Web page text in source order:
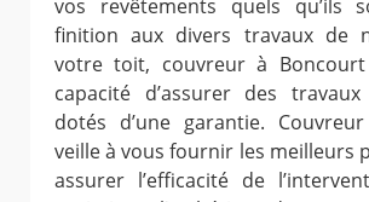
vos revêtements quels qu’ils
finition aux divers travaux de
votre toit, couvreur à
capacité d’assurer des travaux
dotés d’une garantie.
veille à vous fournir les meilleurs
assurer l’efficacité de